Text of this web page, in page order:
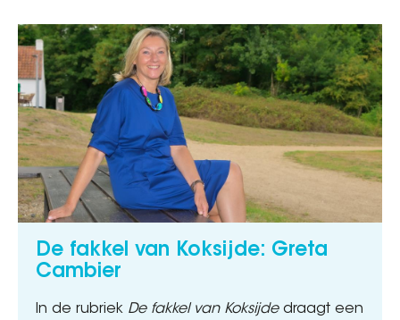
De fakkel van Koksijde: Greta
Cambier
In de rubriek De fakkel van Koksijdedraagt een